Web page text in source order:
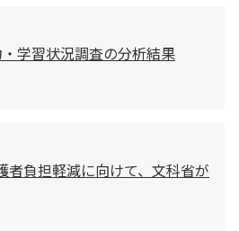
学習状況調査の分析結果
負担軽減に向けて、文科省が